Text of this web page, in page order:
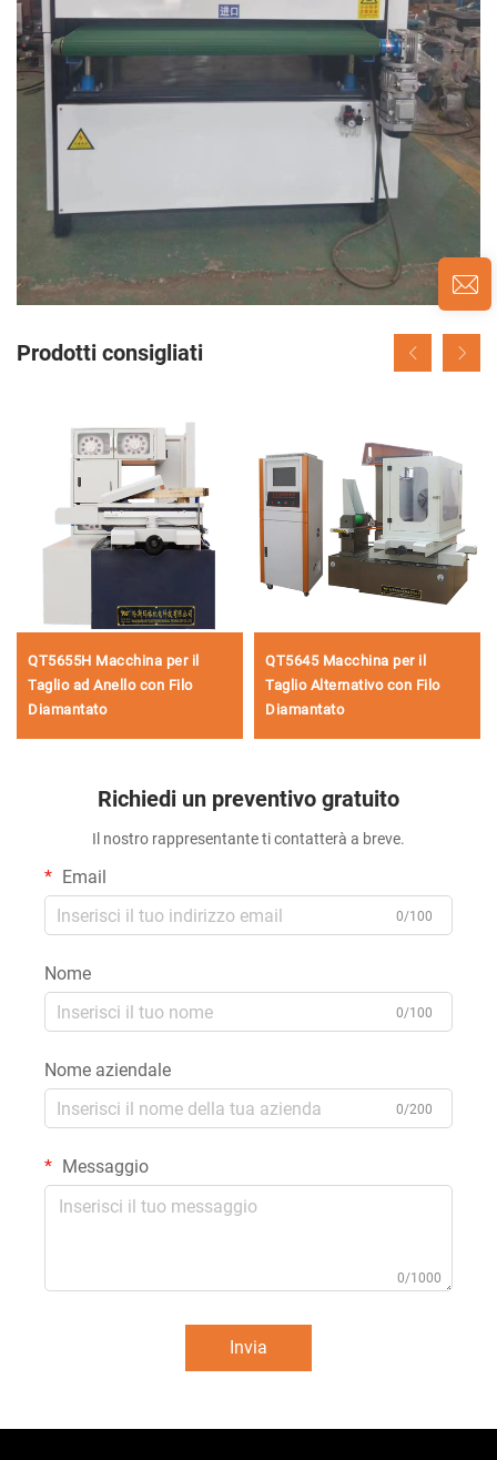
Prodotti consigliati
QT5655H Macchina per il
Taglio ad Anello con Filo
Diamantato
QT5645 Macchina per il
Taglio Alternativo con Filo
Diamantato
Richiedi un preventivo gratuito
Il nostro rappresentante ti contatterà a breve.
Email
0/100
Nome
0/100
Nome aziendale
0/200
Messaggio
0/1000
Invia